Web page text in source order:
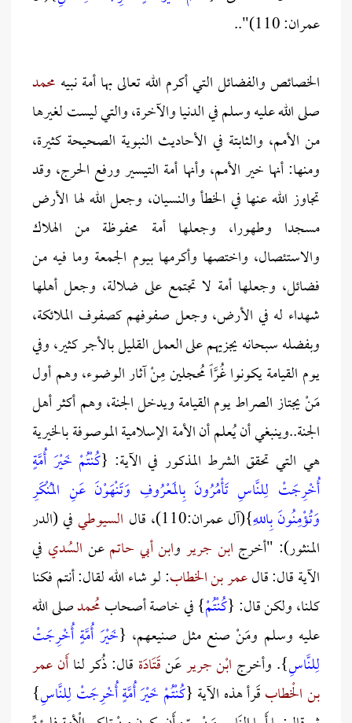
عمران: 110)"..
الخصائص والفضائل التي أكرم الله تعالى بها أمة نبيه محمد
صلى الله عليه وسلم في الدنيا والآخرة، والتي ليست لغيرها
من الأمم، والثابتة في الأحاديث النبوية الصحيحة كثيرة،
ومنها: أنها خير الأمم، وأنها أمة التيسير ورفع الحرج، وقد
تجاوز الله عنها في الخطأ والنسيان، وجعل الله لها الأرض
مسجدا وطهورا، وجعلها أمة محفوظة من الهلاك
والاستئصال، واختصها وأكرمها بيوم الجمعة وما فيه من
فضائل، وجعلها أمة لا تجتمع على ضلالة، وجعل أهلها
شهداء له في الأرض، وجعل صفوفهم كصفوف الملائكة،
وبفضله سبحانه يجزيهم على العمل القليل بالأجر كثير، وفي
يوم القيامة يكونوا غُرَّاً مُحجلين مِنْ آثار الوضوء، وهم أول
مَنْ يجتاز الصراط يوم القيامة ويدخل الجنة، وهم أكثر أهل
الجنة..وينبغي أن يُعلم أن الأمة الإسلامية الموصوفة بالخيرية
هي التي تحقق الشرط المذكور في الآية: {كُنْتُمْ خَيْرَ أُمَّةٍ
أُخْرِجَتْ لِلنَّاسِ تَأْمُرُونَ بِالمَعْرُوفِ وَتَنْهَوْنَ عَنِ المُنْكَرِ
وَتُؤْمِنُونَ بِاللهِ}(آل عمران:110)، قال السيوطيفي (الدر
المنثور): "أخرج ابن جرير وابن أبي حاتمعن السُدي في
الآية قال: قالعمر بن الخطاب: لو شاء الله لقال: أنتم فكنا
كلنا، ولكن قال: {كُنْتُمْ} في خاصة أصحابمُحمدصلى الله
عليه وسلم ومَنْ صنع مثل صنيعهم، {خَيْرَ أُمَّةٍ أُخْرِجَتْ
لِلنَّاسِ}. وأخرج ابْن جريرعَنقَتَادَة قال: ذُكر لناأَن عمر
بن الْخطابقَرأ هذه الآية {كُنْتُمْ خَيْرَ أُمَّةٍ أُخْرِجَتْ لِلنَّاسِ}